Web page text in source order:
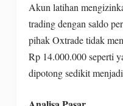
Akun latihan
trading dengan saldo
pihak Oxtrade tidak
Rp 14.000.000 seperti
dipotong sedikit